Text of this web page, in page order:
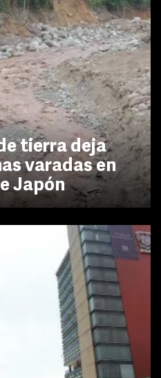
tierra deja
varadas en
Japón